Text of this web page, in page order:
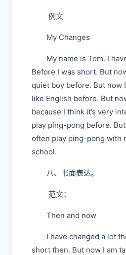
例文
My Changes
My name is Tom. I
Before I was short. But
quiet boy before. But now
like English before. But
because I think it’s very
play ping-pong before.
often play ping-pong with
school.
八、书面表达。
范文：
Then and now
I have changed a lot
short then. But now I am